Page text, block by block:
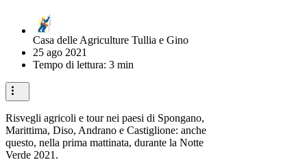
Casa delle Agriculture Tullia e Gino
25 ago 2021
Tempo di lettura: 3 min
Risvegli agricoli e tour nei paesi di Spongano,
Marittima, Diso, Andrano e Castiglione: anche
questo, nella prima mattinata, durante la Notte
Verde 2021.